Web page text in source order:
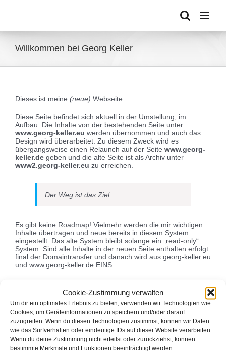
Cookie-Zustimmung verwalten
Um dir ein optimales Erlebnis zu bieten, verwenden wir Technologien wie
Cookies, um Geräteinformationen zu speichern und/oder darauf
zuzugreifen. Wenn du diesen Technologien zustimmst, können wir Daten
wie das Surfverhalten oder eindeutige IDs auf dieser Website verarbeiten.
Wenn du deine Zustimmung nicht erteilst oder zurückziehst, können
bestimmte Merkmale und Funktionen beeinträchtigt werden.
Willkommen bei Georg Keller
Dieses ist meine (neue) Webseite.
Diese Seite befindet sich aktuell in der Umstellung, im
Aufbau. Die Inhalte von der bestehenden Seite unter
www.georg-keller.eu werden übernommen und auch das
Design wird überarbeitet. Zu diesem Zweck wird es
übergangsweise einen Relaunch auf der Seite www.georg-
keller.de geben und die alte Seite ist als Archiv unter
www2.georg-keller.eu zu erreichen.
Der Weg ist das Ziel
Es gibt keine Roadmap! Vielmehr werden die mir wichtigen
Inhalte übertragen und neue bereits in diesem System
eingestellt. Das alte System bleibt solange ein „read-only“
System. Sind alle Inhalte in der neuen Seite enthalten erfolgt
final der Domaintransfer und danach wird aus georg-keller.eu
und www.georg-keller.de EINS.
abgrenzen. Die auf Typo3 basierende Webseite hat aufgrund
Ihres Alters sehr viele Altlasten und Daten die vor sich
hinschlummern.
Funktionen die insbesondere auf die geänderten
Rahmenbedingungen des Internet und der Verfügbarkeit
angemessen sind, gibt es nicht oder währen sehr schwer zu
implementieren.